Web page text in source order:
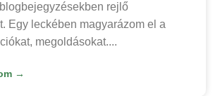
rejlő
Egy leckében magyarázom el a
megoldásokat.
→